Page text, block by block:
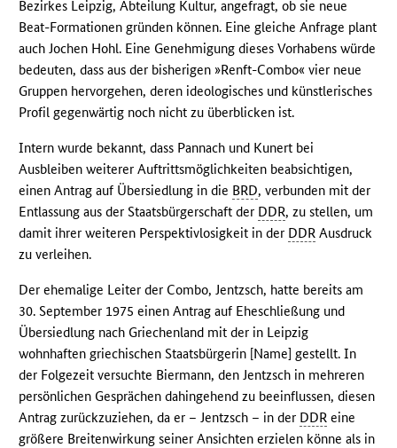
Bezirkes Leipzig, Abteilung Kultur, angefragt, ob sie neue
Beat-Formationen gründen können. Eine gleiche Anfrage plant
auch Jochen Hohl. Eine Genehmigung dieses Vorhabens würde
bedeuten, dass aus der bisherigen »Renft-Combo« vier neue
Gruppen hervorgehen, deren ideologisches und künstlerisches
Profil gegenwärtig noch nicht zu überblicken ist.
Intern wurde bekannt, dass Pannach und Kunert bei
Ausbleiben weiterer Auftrittsmöglichkeiten beabsichtigen,
einen Antrag auf Übersiedlung in die BRD, verbunden mit der
Entlassung aus der Staatsbürgerschaft der DDR, zu stellen, um
damit ihrer weiteren Perspektivlosigkeit in der DDR Ausdruck
zu verleihen.
Der ehemalige Leiter der Combo, Jentzsch, hatte bereits am
30. September 1975 einen Antrag auf Eheschließung und
Übersiedlung nach Griechenland mit der in Leipzig
wohnhaften griechischen Staatsbürgerin [Name] gestellt. In
der Folgezeit versuchte Biermann, den Jentzsch in mehreren
persönlichen Gesprächen dahingehend zu beeinflussen, diesen
Antrag zurückzuziehen, da er – Jentzsch – in der DDR eine
größere Breitenwirkung seiner Ansichten erzielen könne als in